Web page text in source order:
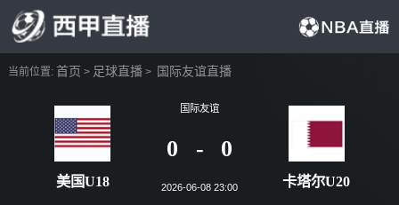
当前位置: 首页 > 足球直播> 国际友谊直播
0 0